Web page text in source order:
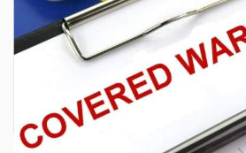
chính
Công
cụ